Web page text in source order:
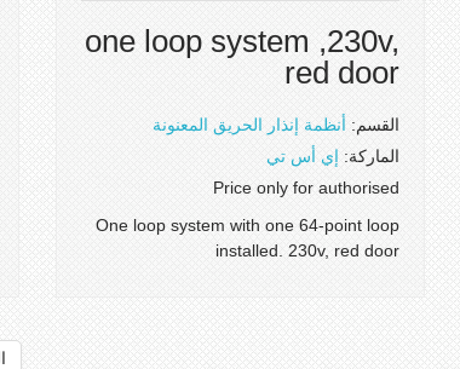
one loop system ,230v,
red door
القسم: أنظمة إنذار الحريق المعنونة
الماركة: إي أس تي
Price only for authorised
One loop system with one 64-point loop
installed. 230v, red door